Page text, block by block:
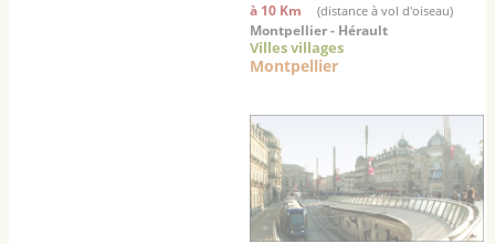
à 10 Km (distance à vol d'oiseau)
Montpellier - Hérault
Villes villages
Montpellier